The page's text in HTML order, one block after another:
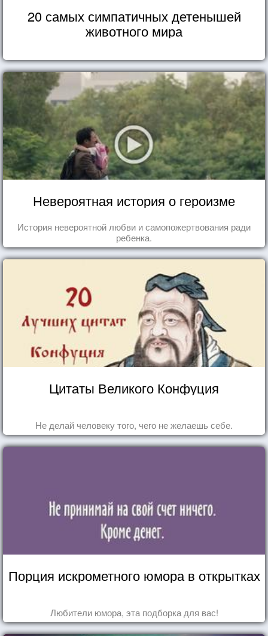
20 самых симпатичных детенышей
животного мира
Невероятная история о героизме
История невероятной любви и самопожертвования ради
ребенка.
Цитаты Великого Конфуция
Не делай человеку того, чего не желаешь себе.
Порция искрометного юмора в открытках
Любители юмора, эта подборка для вас!